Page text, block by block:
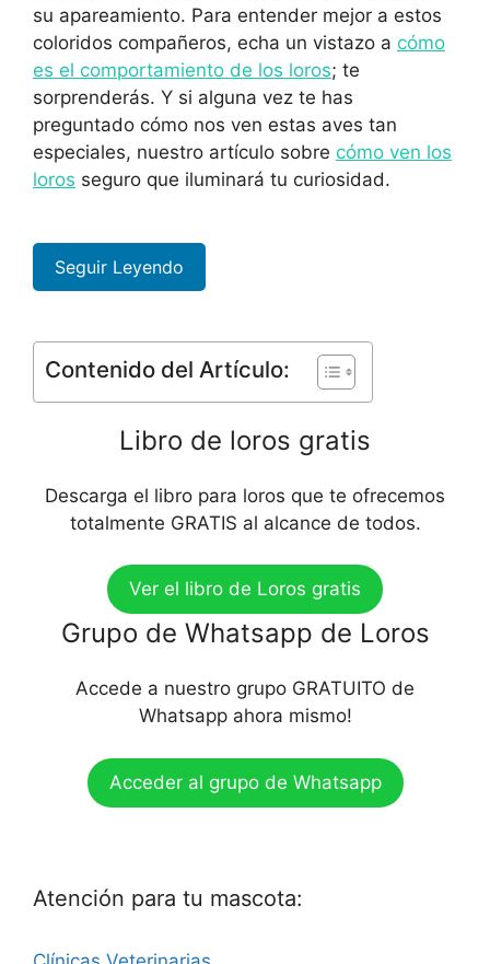
su apareamiento. Para entender mejor a estos
coloridos compañeros, echa un vistazo a cómo
es el comportamiento de los loros; te
sorprenderás. Y si alguna vez te has
preguntado cómo nos ven estas aves tan
especiales, nuestro artículo sobre cómo ven los
loros seguro que iluminará tu curiosidad.
Seguir Leyendo
Contenido del Artículo:
Libro de loros gratis
Descarga el libro para loros que te ofrecemos
totalmente GRATIS al alcance de todos.
Ver el libro de Loros gratis
Grupo de Whatsapp de Loros
Accede a nuestro grupo GRATUITO de
Whatsapp ahora mismo!
Acceder al grupo de Whatsapp
Atención para tu mascota: